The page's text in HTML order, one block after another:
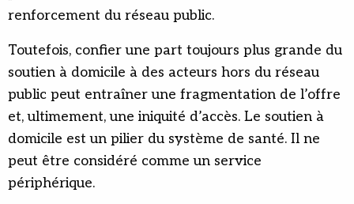
renforcement du réseau public.
Toutefois, confier une part toujours plus grande du
soutien à domicile à des acteurs hors du réseau
public peut entraîner une fragmentation de l’offre
et, ultimement, une iniquité d’accès. Le soutien à
domicile est un pilier du système de santé. Il ne
peut être considéré comme un service
périphérique.